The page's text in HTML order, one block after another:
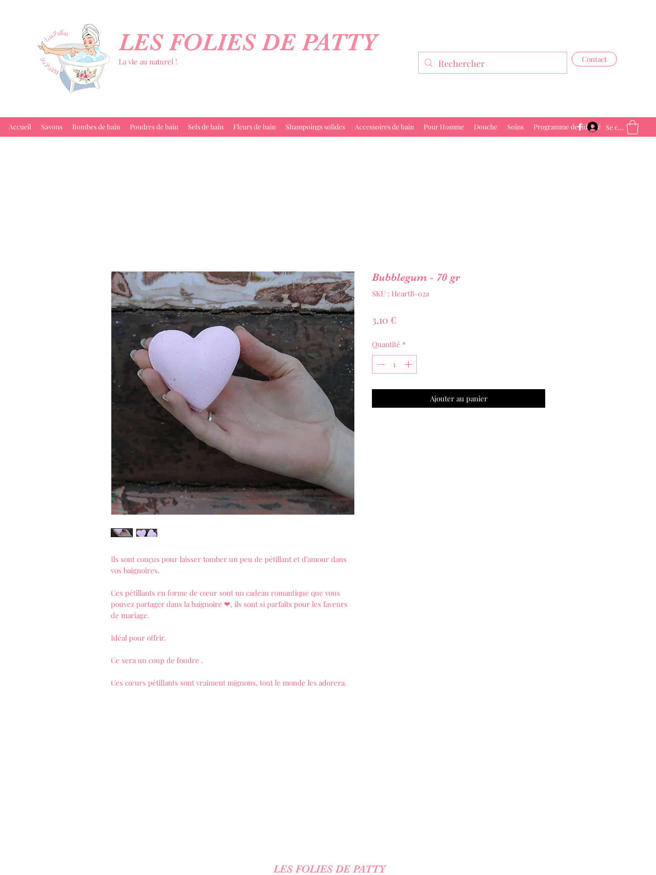
LES FOLIES DE PATTY
La vie au naturel ! Contact
Accueil Savons Bombes de bain Poudres de bain Sels de bain Fleurs de bain Shampoings solides Accessoires de bain Pour Homme Douche Soins Programme de fidélité Se connecter
Ils sont conçus pour laisser tomber un peu de pétillant et d’amour dans
vos baignoires.
Ces pétillants en forme de cœur sont un cadeau romantique que vous
pouvez partager dans la baignoire ❤, ils sont si parfaits pour les faveurs
de mariage.
Idéal pour offrir.
Ce sera un coup de foudre .
Ces cœurs pétillants sont vraiment mignons, tout le monde les adorera.
Bubblegum - 70 gr
SKU : HeartB-02a
3,10 €
Quantité *
Ajouter au panier
LES FOLIES DE PATTY